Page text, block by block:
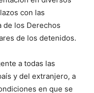
con las
de los Derechos
de los detenidos.
a todas las
y del extranjero, a
en que se